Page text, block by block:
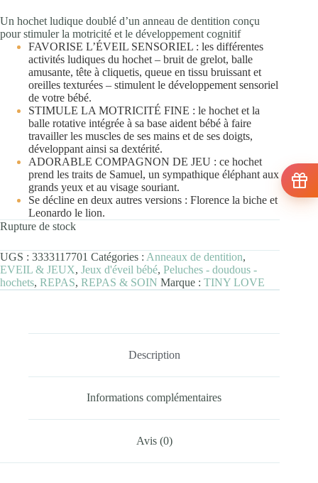
Un hochet ludique doublé d’un anneau de dentition conçu
pour stimuler la motricité et le développement cognitif
FAVORISE L’ÉVEIL SENSORIEL : les différentes
activités ludiques du hochet – bruit de grelot, balle
amusante, tête à cliquetis, queue en tissu bruissant et
oreilles texturées – stimulent le développement sensoriel
de votre bébé.
STIMULE LA MOTRICITÉ FINE : le hochet et la
balle rotative intégrée à sa base aident bébé à faire
travailler les muscles de ses mains et de ses doigts,
développant ainsi sa dextérité.
ADORABLE COMPAGNON DE JEU : ce hochet
prend les traits de Samuel, un sympathique éléphant aux
grands yeux et au visage souriant.
Se décline en deux autres versions : Florence la biche et
Leonardo le lion.
Rupture de stock
UGS : 3333117701 Catégories : Anneaux de dentition,
EVEIL & JEUX, Jeux d'éveil bébé, Peluches - doudous -
hochets, REPAS, REPAS & SOIN Marque : TINY LOVE
Description
Informations complémentaires
Avis (0)